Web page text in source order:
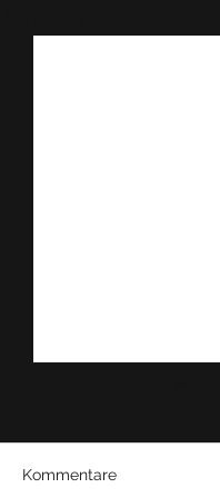
Kommentare